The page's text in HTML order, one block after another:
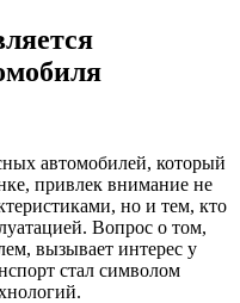
автомобилей, который
привлек внимание не
но и тем, кто
Вопрос о том,
вызывает интерес у
стал символом